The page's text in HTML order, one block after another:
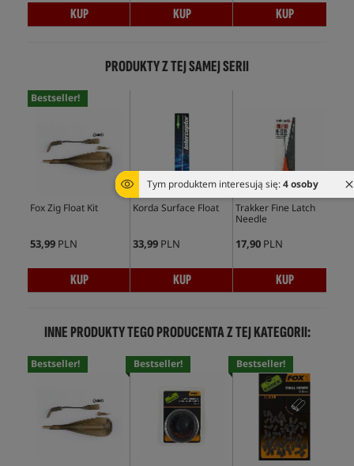
Tym produktem interesują się:4 osoby
KUP KUP KUP
PRODUKTY Z TEJ SAMEJ SERII
Bestseller!
Fox Zig Float Kit
53,99 PLN
KUP
Korda Surface Float
33,99 PLN
KUP
Trakker Fine Latch
Needle
17,90 PLN
KUP
INNE PRODUKTY TEGO PRODUCENTA Z TEJ KATEGORII:
Bestseller! Bestseller! Bestseller!